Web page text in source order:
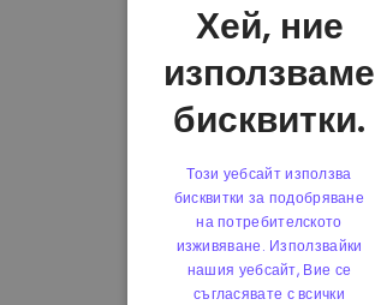
Хей, ние
използваме
бисквитки.
Този уебсайт използва
бисквитки за подобряване
на потребителското
изживяване. Използвайки
нашия уебсайт, Вие се
съгласявате с всички